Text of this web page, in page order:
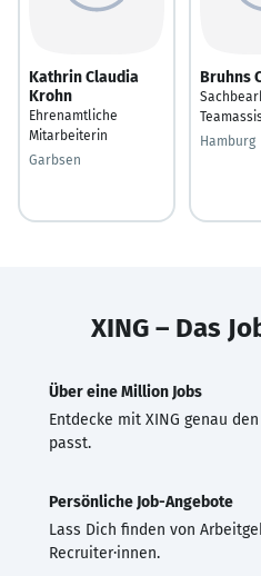
Kathrin Claudia
Krohn
Ehrenamtliche
Mitarbeiterin
Garbsen
Bruhns
Hamburg
XING – Das
Über eine Million Jobs
Entdecke mit XING genau
passt.
Persönliche Job-Angebote
Lass Dich finden von
Recruiter·innen.